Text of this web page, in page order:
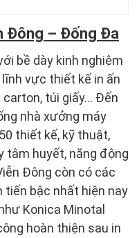
Đông – Đống Đa
bề dày kinh nghiệm
vực thiết kế in ấn
carton, túi giấy… Đến
nhà xưởng máy
thiết kế, kỹ thuật,
tâm huyết, năng động
Đông còn có các
tiến bậc nhất hiện nay
Konica Minotal
hoàn thiện sau in